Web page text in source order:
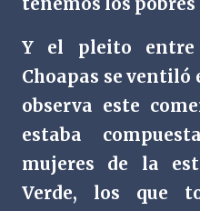
Y el pleito
Choapas se ventiló
observa este
estaba
mujeres de la
Verde, los que